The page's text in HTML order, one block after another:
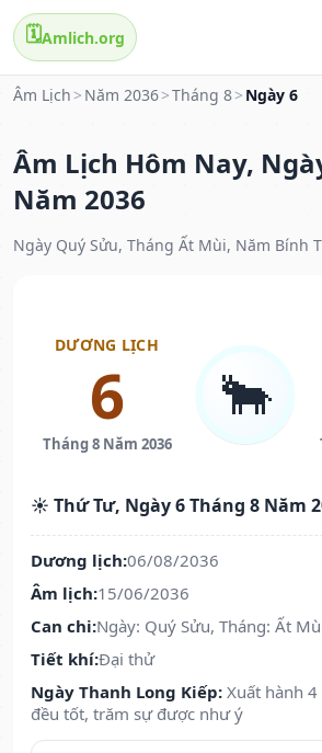
🗓️Amlich.org
Âm Lịch > Năm 2036>Tháng 8> Ngày 6
Âm Lịch Hôm Nay,
Năm 2036
Ngày Quý Sửu, Tháng Ất Mùi, Năm Bính
DƯƠNG LỊCH
6
Tháng 8 Năm 2036
🐂
☀️ Thứ Tư, Ngày 6 Tháng 8 Năm
Dương lịch:06/08/2036
Âm lịch:15/06/2036
Can chi:Ngày: Quý Sửu, Tháng: Ất
Tiết khí:Đại thử
Ngày Thanh Long Kiếp: Xuất hành
đều tốt, trăm sự được như ý